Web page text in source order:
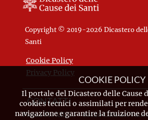
Copyright © 2019-2026 Dicastero
Santi
Cookie Policy
Privacy Policy
CONTATTI
Piazza Pio XII, 10 - 00120 Città del
COOKIE POLICY
Il portale del Dicastero delle Cause
cookies tecnici o assimilati per
navigazione e garantire la fruizione